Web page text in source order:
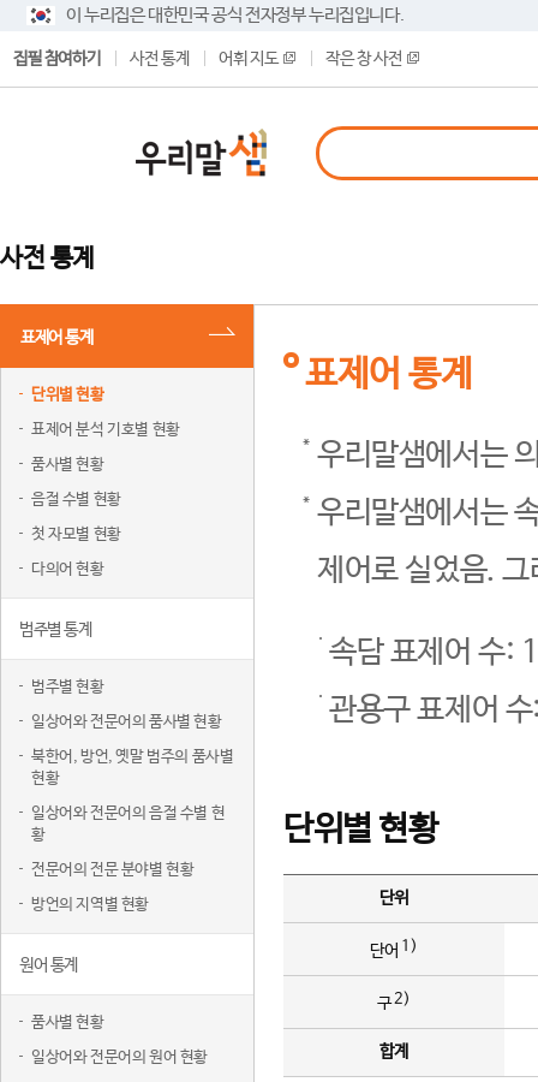
이 누리집은 대한민국 공식 전자정부 누리집입니다.
집필 참여하기 사전 통계 어휘 지도 작은 창 사전
사전 통계
표제어 통계
단위별 현황
표제어 분석 기호별 현황
품사별 현황
음절 수별 현황
첫 자모별 현황
다의어 현황
범주별 통계
범주별 현황
일상어와 전문어의 품사별 현황
북한어, 방언, 옛말 범주의 품사별
현황
일상어와 전문어의 음절 수별 현
황
전문어의 전문 분야별 현황
방언의 지역별 현황
원어 통계
품사별 현황
일상어와 전문어의 원어 현황
표제어 통계
우리말샘에서는
우리말샘에서는
제어로 실었음.
속담 표제어 수:
관용구 표제어
단위별 현황
단위
단어 1)
구2)
합계